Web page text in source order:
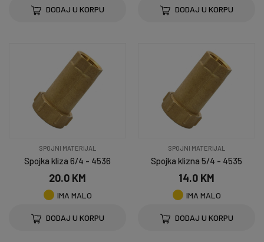
DODAJ U KORPU DODAJ U KORPU
SPOJNI MATERIJAL
Spojka kliza 6/4 - 4536
20.0 KM
IMA MALO
DODAJ U KORPU
SPOJNI MATERIJAL
Spojka klizna 5/4 - 4535
14.0 KM
IMA MALO
DODAJ U KORPU